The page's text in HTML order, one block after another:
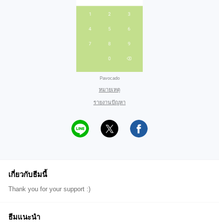
Pavocado
หมายเหตุ
รายงานปัญหา
เกี่ยวกับธีมนี้
Thank you for your support :)
ธีมแนะนำ